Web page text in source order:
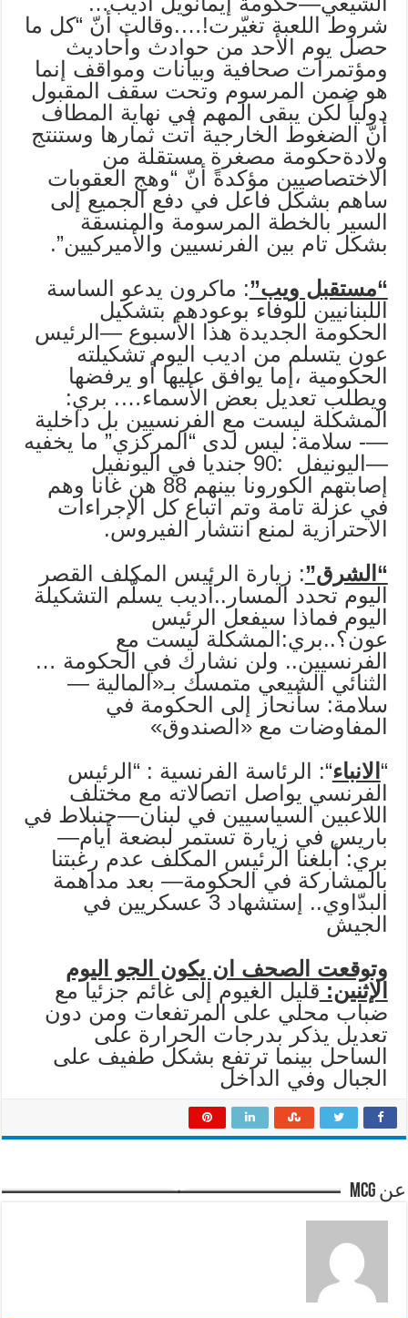
شروط اللعبة تغيّرت!….وقالت أنّ “كل ما
حصل يوم الأحد من حوادث وأحاديث
ومؤتمرات صحافية وبيانات ومواقف إنما
هو ضمن المرسوم وتحت سقف المقبول
دولياً لكن يبقى المهم في نهاية المطاف
أنّ الضغوط الخارجية أتت ثمارها وستنتج
ولادةحكومة مصغرة مستقلة من
الاختصاصيين مؤكدةً أنّ “وهج العقوبات
ساهم بشكل فاعل في دفع الجميع إلى
السير بالخطة المرسومة والمنسقة
بشكل تام بين الفرنسيين والأميركيين”.
“مستقبل ويب”: ماكرون يدعو الساسة
اللبنانيين للوفاء بوعودهم بتشكيل
الحكومة الجديدة هذا الأسبوع —الرئيس
عون يتسلم من اديب اليوم تشكيلته
الحكومية ،إما يوافق عليها أو يرفضها
ويطلب تعديل بعض الأسماء…. بري:
المشكلة ليست مع الفرنسيين بل داخلية
—- سلامة: ليس لدى “المركزي” ما يخفيه
—اليونيفل :90 جنديا في اليونفيل
إصابتهم الكورونا بينهم 88 هن غانا وهم
في عزلة تامة وتم اتباع كل الإجراءات
الاحترازية لمنع انتشار الفيروس.
“الشرق”: زيارة الرئيس المكلف القصر
اليوم تحدد المسار..أديب يسلّم التشكيلة
اليوم فماذا سيفعل الرئيس
عون؟..بري:المشكلة ليست مع
الفرنسيين.. ولن نشارك في الحكومة …
الثنائي الشيعي متمسك بـ«المالية —
سلامة: سأنحاز إلى الحكومة في
المفاوضات مع «الصندوق»
“ الانباء“: الرئاسة الفرنسية : “الرئيس
الفرنسي يواصل اتصالاته مع مختلف
اللاعبين السياسيين في لبنان—جنبلاط في
باريس في زيارة تستمر لبضعة أيام—
بري: أبلغنا الرئيس المكلف عدم رغبتنا
بالمشاركة في الحكومة— بعد مداهمة
البدّاوي.. إستشهاد 3 عسكريين في
الجيش
وتوقعت الصحف ان يكون الجو اليوم
الإثنين: قليل الغيوم إلى غائم جزئيا مع
ضباب محلي على المرتفعات ومن دون
تعديل يذكر بدرجات الحرارة على
الساحل بينما ترتفع بشكل طفيف على
الجبال وفي الداخل
عن mcg